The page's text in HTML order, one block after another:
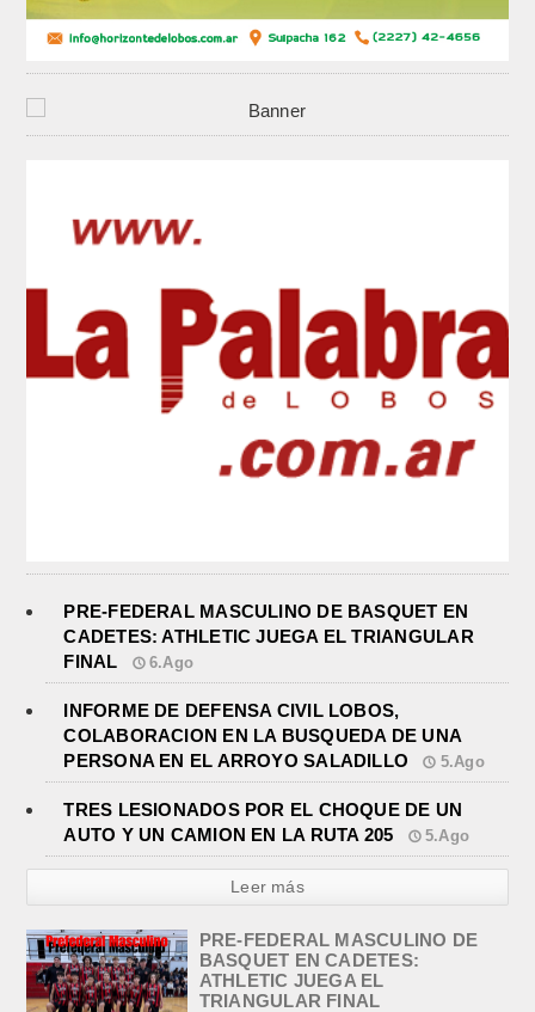
PRE-FEDERAL MASCULINO DE BASQUET EN
CADETES: ATHLETIC JUEGA EL TRIANGULAR
FINAL
6.Ago
INFORME DE DEFENSA CIVIL LOBOS,
COLABORACION EN LA BUSQUEDA DE UNA
PERSONA EN EL ARROYO SALADILLO
5.Ago
TRES LESIONADOS POR EL CHOQUE DE UN
AUTO Y UN CAMION EN LA RUTA 205
5.Ago
Leer más
PRE-FEDERAL MASCULINO DE
BASQUET EN CADETES:
ATHLETIC JUEGA EL
TRIANGULAR FINAL